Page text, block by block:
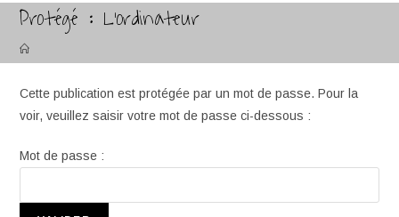
Protégé : L’ordinateur
Cette publication est protégée par un mot de passe. Pour la
voir, veuillez saisir votre mot de passe ci-dessous :
Mot de passe :